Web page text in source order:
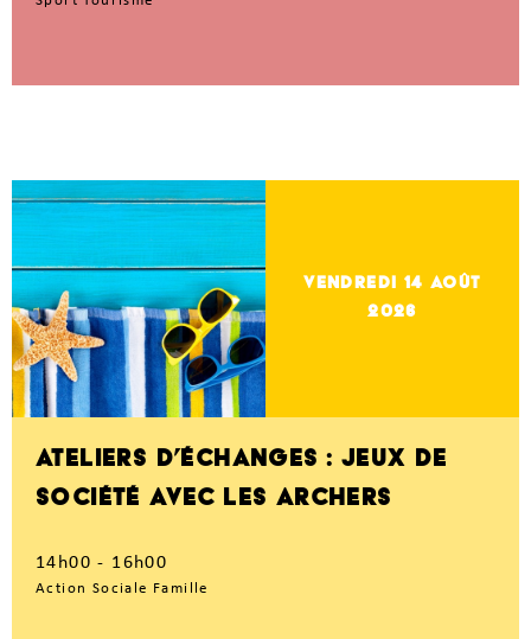
vendredi 14Août
2026
ATELIERS D’ÉCHANGES : JEUX DE
SOCIÉTÉ AVEC LES ARCHERS
14h00 - 16h00
Action Sociale Famille